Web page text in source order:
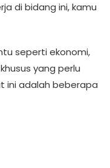
di bidang ini, kamu
seperti ekonomi,
yang perlu
ini adalah beberapa